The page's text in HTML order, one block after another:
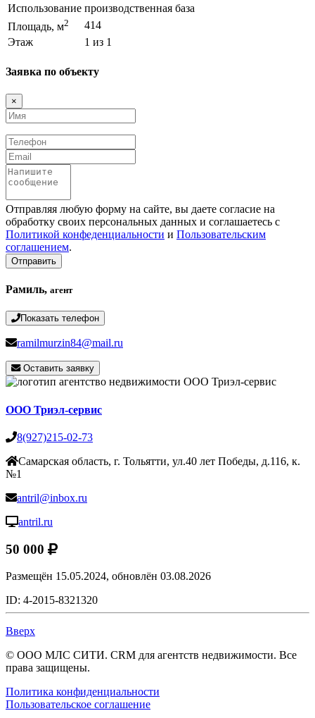
Использование производственная база
Площадь, м2
414
Этаж
1 из 1
Заявка по объекту
×
Имя
Телефон
Email
Сообщение
Отправляя любую форму на сайте, вы даете согласие на
обработку своих персональных данных и соглашаетесь с
Политикой конфеденциальности и Пользовательским
соглашением.
Отправить
Рамиль, агент
Показать телефон
ramilmurzin84@mail.ru
Оставить заявку
ООО Триэл-сервис
8(927)215-02-73
Самарская область, г. Тольятти, ул.40 лет Победы, д.116, к.
№1
antril@inbox.ru
antril.ru
50 000
Размещён 15.05.2024, обновлён 03.08.2026
ID: 4-2015-8321320
Вверх
© ООО МЛС СИТИ. CRM для агентств недвижимости. Все
права защищены.
Политика конфиденциальности
Пользовательское соглашение